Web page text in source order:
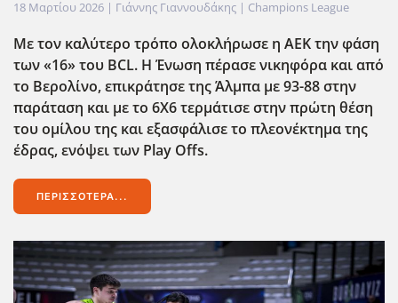
18 Μαρτίου 2026 | Γιάννης Γιαννουδάκης | Champions League
Με τον καλύτερο τρόπο ολοκλήρωσε η ΑΕΚ την φάση
των «16» του BCL. Η Ένωση πέρασε νικηφόρα και από
το Βερολίνο, επικράτησε της Άλμπα με 93-88 στην
παράταση και με το 6Χ6 τερμάτισε στην πρώτη θέση
του ομίλου της και εξασφάλισε το πλεονέκτημα της
έδρας, ενόψει των Play Offs.
ΠΕΡΙΣΣΌΤΕΡΑ...